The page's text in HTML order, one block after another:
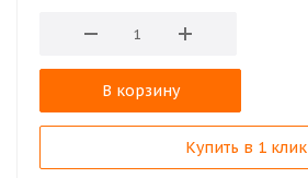
В корзину
Купить в 1 клик